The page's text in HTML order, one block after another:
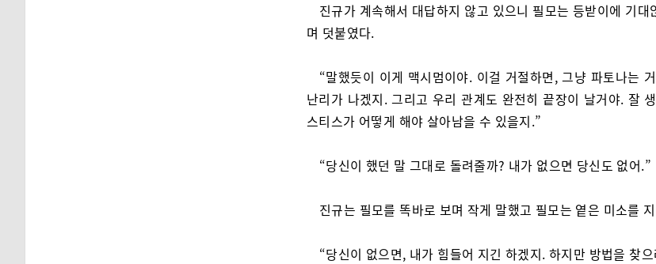
진규가 계속해서 대답하지 않고 있으니 필모는 등받이에 기대
며 덧붙였다.
“말했듯이 이게 맥시멈이야. 이걸 거절하면, 그냥 파토나는
난리가 나겠지. 그리고 우리 관계도 완전히 끝장이 날거야. 잘
스티스가 어떻게 해야 살아남을 수 있을지.”
“당신이 했던 말 그대로 돌려줄까? 내가 없으면 당신도 없어.”
진규는 필모를 똑바로 보며 작게 말했고 필모는 옅은 미소를
“당신이 없으면, 내가 힘들어 지긴 하겠지. 하지만 방법을 찾